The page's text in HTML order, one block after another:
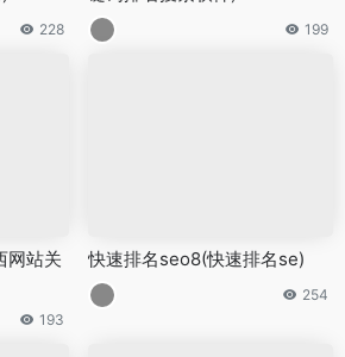
228 199
网站关
193
快速排名seo8(快速排名se)
254